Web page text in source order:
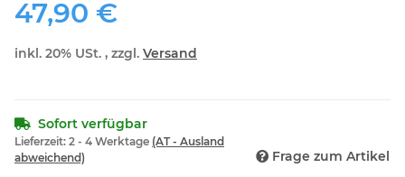
47,90 €
inkl. 20% USt. , zzgl. Versand
Sofort verfügbar
Lieferzeit: 2 - 4 Werktage (AT - Ausland
abweichend)
Frage zum Artikel